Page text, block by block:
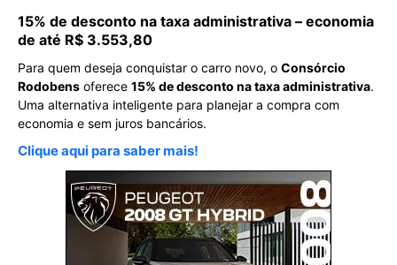
15% de desconto na taxa administrativa – economia
de até R$ 3.553,80
Para quem deseja conquistar o carro novo, o Consórcio
Rodobens oferece 15% de desconto na taxa administrativa.
Uma alternativa inteligente para planejar a compra com
economia e sem juros bancários.
Clique aqui para saber mais!